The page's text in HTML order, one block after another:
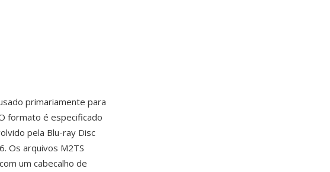
primariamente para
formato é especificado
pela Blu-ray Disc
Os arquivos M2TS
um cabecalho de